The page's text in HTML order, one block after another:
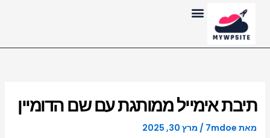
תיבת אימייל ממותגת עם שם הדומיין
מאת 7mdoe
/ מרץ 30, 2025